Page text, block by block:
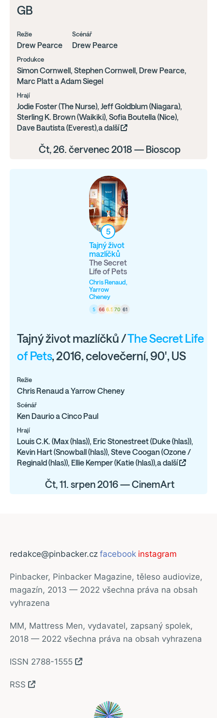
GB
Režie
Drew Pearce
Scénář
Drew Pearce
Produkce
Simon Cornwell, Stephen Cornwell, Drew Pearce,
Marc Platt a Adam Siegel
Hrají
Jodie Foster (The Nurse), Jeff Goldblum (Niagara),
Sterling K. Brown (Waikiki), Sofia Boutella (Nice),
Dave Bautista (Everest),a další
Čt, 26. červenec 2018 — Bioscop
5
Tajný život
mazlíčků
The Secret
Life of Pets
Chris Renaud,
Yarrow
Cheney
5 66 6.5 70 61
Tajný život mazlíčků /The Secret Life
of Pets, 2016, celovečerní, 90', US
Režie
Chris Renaud a Yarrow Cheney
Scénář
Ken Daurio a Cinco Paul
Hrají
Louis C.K. (Max (hlas)), Eric Stonestreet (Duke (hlas)),
Kevin Hart (Snowball (hlas)), Steve Coogan (Ozone /
Reginald (hlas)), Ellie Kemper (Katie (hlas)),a další
Čt, 11. srpen 2016 — CinemArt
redakce@pinbacker.cz facebook instagram
Pinbacker, Pinbacker Magazine, těleso audiovize,
magazín, 2013 — 2022 všechna práva na obsah
vyhrazena
MM, Mattress Men, vydavatel, zapsaný spolek,
2018 — 2022 všechna práva na obsah vyhrazena
ISSN 2788-1555
RSS